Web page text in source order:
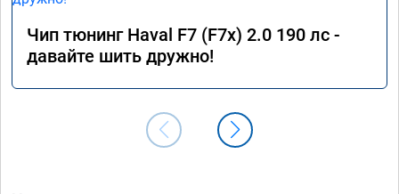
Чип тюнинг Haval F7 (F7x) 2.0 190 лс -
давайте шить дружно!